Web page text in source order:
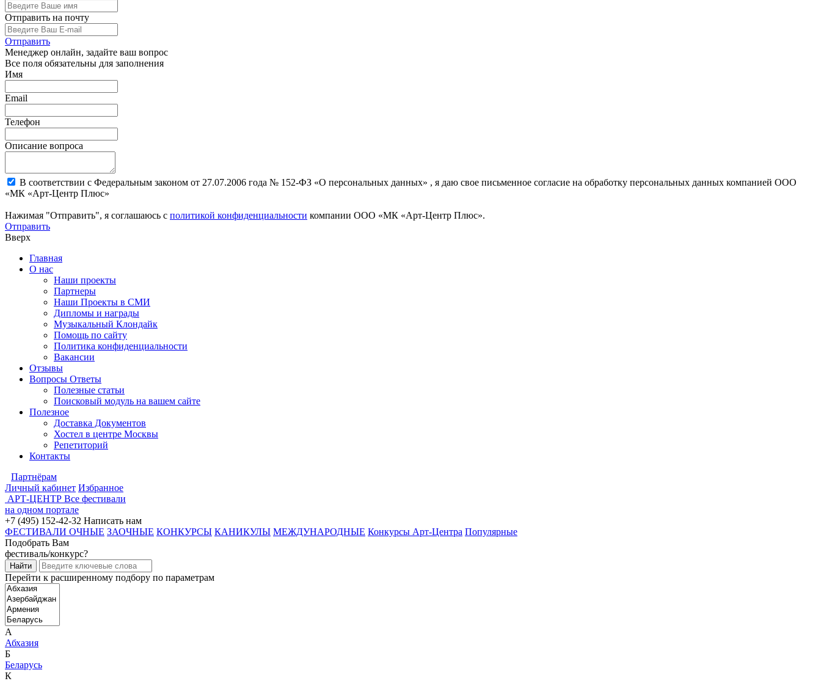
Отправить на почту
Отправить
Менеджер онлайн, задайте ваш вопрос
Все поля обязательны для заполнения
Имя
Email
Телефон
Описание вопроса
В соответствии с Федеральным законом от 27.07.2006 года № 152-ФЗ «О персональных данных» , я даю свое письменное согласие на обработку персональных данных компанией ООО
«МК «Арт-Центр Плюс»
Нажимая "Отправить", я соглашаюсь с политикой конфиденциальности компании ООО «МК «Арт-Центр Плюс».
Отправить
Вверх
Главная
О нас
Наши проекты
Партнеры
Наши Проекты в СМИ
Дипломы и награды
Музыкальный Клондайк
Помощь по сайту
Политика конфиденциальности
Вакансии
Отзывы
Вопросы Ответы
Полезные статьи
Поисковый модуль на вашем сайте
Полезное
Доставка Документов
Хостел в центре Москвы
Репетиторий
Контакты
Партнёрам
Личный кабинет Избранное
АРТ-ЦЕНТР Все фестивали
на одном портале
+7 (495) 152-42-32 Написать нам
ФЕСТИВАЛИ ОЧНЫЕ ЗАОЧНЫЕ КОНКУРСЫ КАНИКУЛЫ МЕЖДУНАРОДНЫЕ Конкурсы Арт-Центра Популярные
Подобрать Вам
фестиваль/конкурс?
Перейти к расширенному подбору по параметрам
А
Абхазия
Б
Беларусь
К